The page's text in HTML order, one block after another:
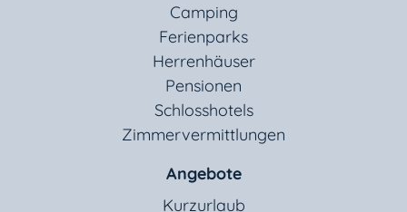
Camping
Ferienparks
Herrenhäuser
Pensionen
Schlosshotels
Zimmervermittlungen
Angebote
Kurzurlaub